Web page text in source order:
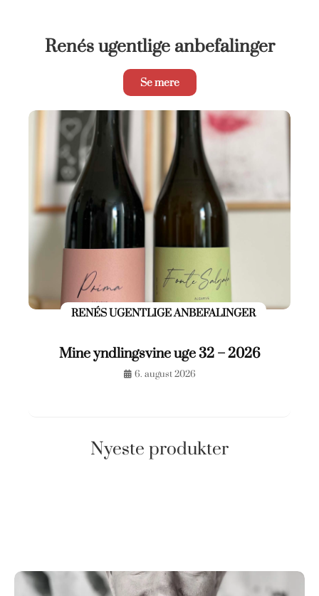
Renés ugentlige anbefalinger
Se mere
RENÉS UGENTLIGE ANBEFALINGER
Mine yndlingsvine uge 32 – 2026
6. august 2026
Nyeste produkter